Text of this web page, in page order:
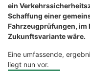
ein
Schaffung einer
Fahrzeugprüfungen, im
Zukunftsvariante wäre.
Eine umfassende,
liegt nun vor.